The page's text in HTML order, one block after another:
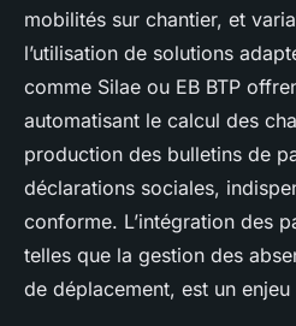
mobilités sur chantier, et
l’utilisation de solutions
comme Silae ou EB BTP
automatisant le calcul des
production des bulletins de
déclarations sociales,
conforme. L’intégration des
telles que la gestion des
de déplacement, est un enjeu